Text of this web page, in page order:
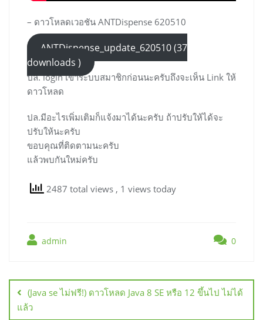
– ดาวโหลดเวอชัน ANTDispense 620510
ANTDispense_update_620510 (37
downloads )
ปล. login เข้าระบบสมาชิกก่อนนะครับถึงจะเห็น Link ให้
ดาวโหลด
ปล.มีอะไรเพิ่มเติมก็แจ้งมาได้นะครับ ถ้าปรับให้ได้จะ
ปรับให้นะครับ
ขอบคุณที่ติดตามนะครับ
แล้วพบกันใหม่ครับ
2487 total views , 1 views today
admin 0
เรื่อง(Java se ไม่ฟรี!) ดาวโหลด Java 8 SE หรือ 12 ขึ้นไป ไม่ได้
แล้ว